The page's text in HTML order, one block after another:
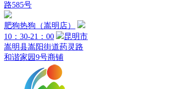
路585号
肥狗热狗（嵩明店）
10：30-21：00
昆明市
嵩明县嵩阳街道药灵路
和谐家园9号商铺